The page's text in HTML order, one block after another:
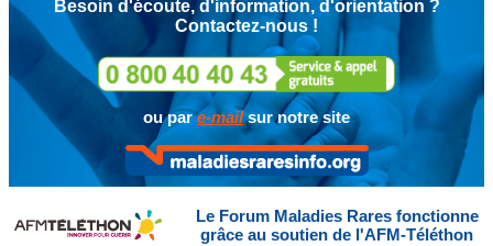
Besoin d'écoute, d'information, d'orientation ?
Contactez-nous !
ou pare-mailsur notre site
Le Forum Maladies Rares fonctionne
grâce au soutien de l'AFM-Téléthon